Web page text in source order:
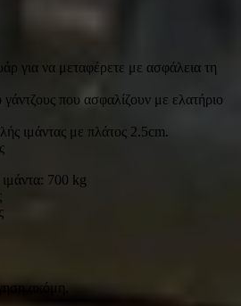
για να μεταφέρετε με ασφάλεια τη
που ασφαλίζουν με ελατήριο
ιμάντας με πλάτος 2.5cm.
700 kg
ακόμη.